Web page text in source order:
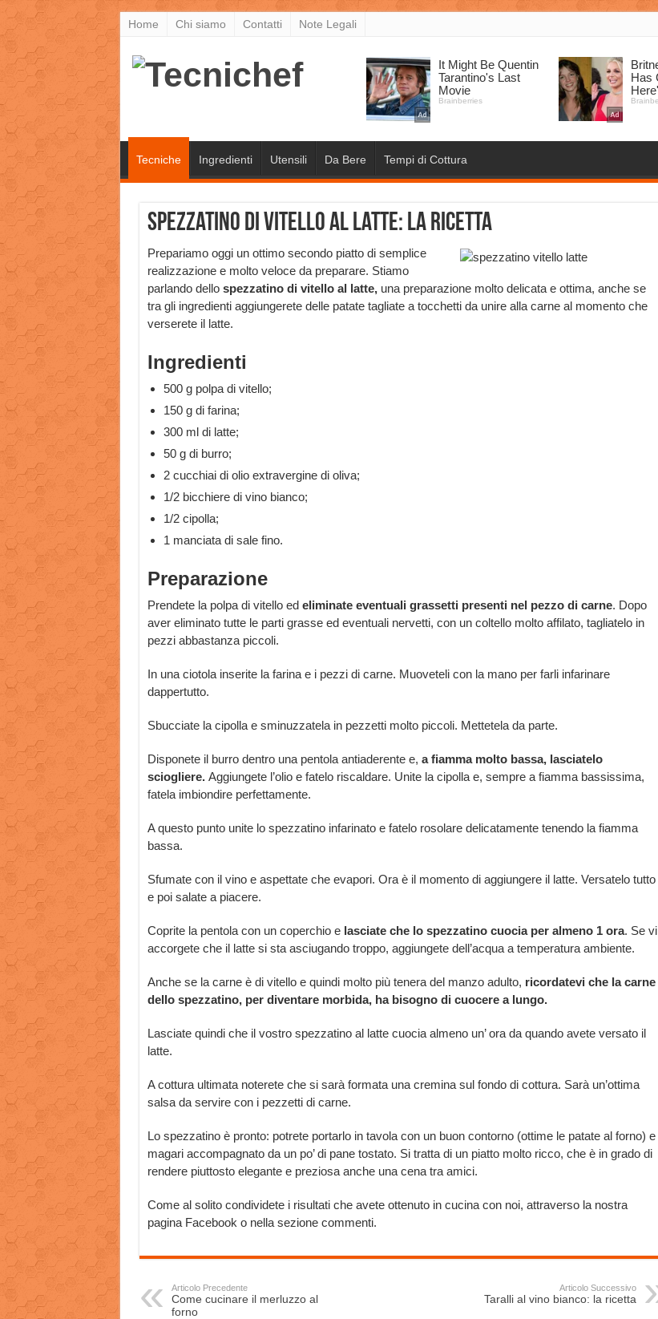
Home Chi siamo Contatti Note Legali
Tecniche Ingredienti Utensili Da Bere Tempi di Cottura
Spezzatino di vitello al latte: la ricetta
Prepariamo oggi un ottimo secondo piatto di semplice
realizzazione e molto veloce da preparare. Stiamo
parlando dellospezzatino di vitello al latte, una preparazione molto delicata e ottima, anche se
tra gli ingredienti aggiungerete delle patate tagliate a tocchetti da unire alla carne al momento che
verserete il latte.
Ingredienti
500 g polpa di vitello;
150 g di farina;
300 ml di latte;
50 g di burro;
2 cucchiai di olio extravergine di oliva;
1/2 bicchiere di vino bianco;
1/2 cipolla;
1 manciata di sale fino.
Preparazione
Prendete la polpa di vitello ed eliminate eventuali grassetti presenti nel pezzo di carne. Dopo
aver eliminato tutte le parti grasse ed eventuali nervetti, con un coltello molto affilato, tagliatelo in
pezzi abbastanza piccoli.
In una ciotola inserite la farina e i pezzi di carne. Muoveteli con la mano per farli infarinare
dappertutto.
Sbucciate la cipolla e sminuzzatela in pezzetti molto piccoli. Mettetela da parte.
Disponete il burro dentro una pentola antiaderente e, a fiamma molto bassa, lasciatelo
sciogliere.Aggiungete l’olio e fatelo riscaldare. Unite la cipolla e, sempre a fiamma bassissima,
fatela imbiondire perfettamente.
A questo punto unite lo spezzatino infarinato e fatelo rosolare delicatamente tenendo la fiamma
bassa.
Sfumate con il vino e aspettate che evapori. Ora è il momento di aggiungere il latte. Versatelo tutto
e poi salate a piacere.
Coprite la pentola con un coperchio e lasciate che lo spezzatino cuocia per almeno 1 ora. Se vi
accorgete che il latte si sta asciugando troppo, aggiungete dell’acqua a temperatura ambiente.
Anche se la carne è di vitello e quindi molto più tenera del manzo adulto, ricordatevi che la carne
dello spezzatino, per diventare morbida, ha bisogno di cuocere a lungo.
Lasciate quindi che il vostro spezzatino al latte cuocia almeno un’ ora da quando avete versato il
latte.
A cottura ultimata noterete che si sarà formata una cremina sul fondo di cottura. Sarà un’ottima
salsa da servire con i pezzetti di carne.
Lo spezzatino è pronto: potrete portarlo in tavola con un buon contorno (ottime le patate al forno) e
magari accompagnato da un po’ di pane tostato. Si tratta di un piatto molto ricco, che è in grado di
rendere piuttosto elegante e preziosa anche una cena tra amici.
Come al solito condividete i risultati che avete ottenuto in cucina con noi, attraverso la nostra
pagina Facebook o nella sezione commenti.
Articolo Precedente
Come cucinare il merluzzo al
forno
Articolo Successivo
Taralli al vino bianco: la ricetta